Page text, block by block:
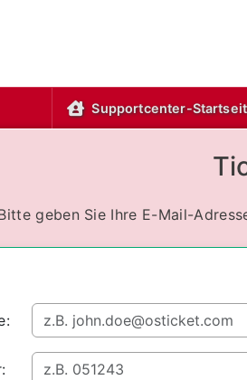
Supportcenter-
geben Sie Ihre E-Mail-